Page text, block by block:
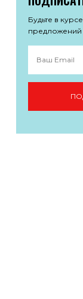
Будьте в
предложений